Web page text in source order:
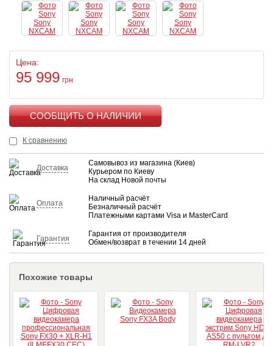
Цена:
95 999 грн
К сравнению
Доставка
Самовывоз из магазина (Киев)
Курьером по Киеву
На склад Новой почты
Оплата
Наличный расчёт
Безналичный расчёт
Платежными картами Visa и MasterCard
Гарантия
Гарантия от производителя
Обмен/возврат в течении 14 дней
Похожие товары